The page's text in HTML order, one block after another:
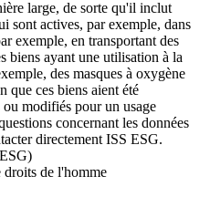
large, de sorte qu'il inclut
sont actives, par exemple, dans
exemple, en transportant des
biens ayant une utilisation à la
des masques à oxygène
que ces biens aient été
modifiés pour un usage
concernant les données
directement ISS ESG.
droits de l'homme